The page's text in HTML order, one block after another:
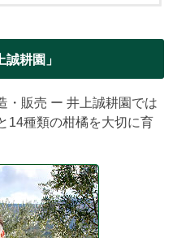
耕園」
・販売 ー 井上誠耕園では
14種類の柑橘を大切に育